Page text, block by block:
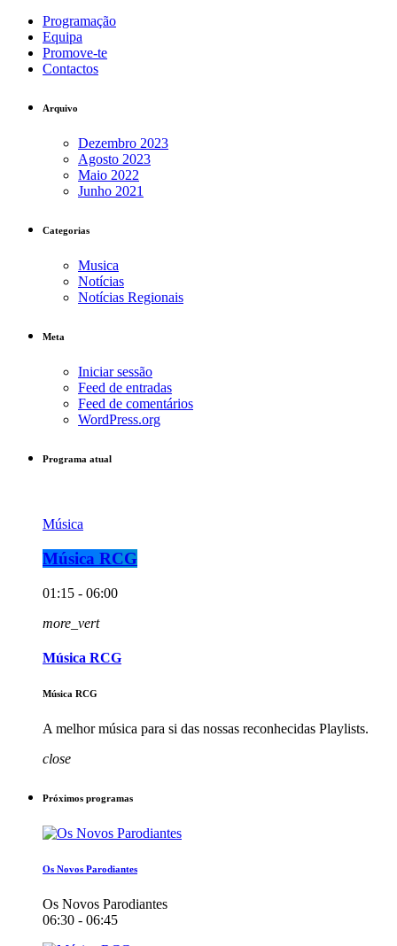
Programação
Equipa
Promove-te
Contactos
Arquivo
Dezembro 2023
Agosto 2023
Maio 2022
Junho 2021
Categorias
Musica
Notícias
Notícias Regionais
Meta
Iniciar sessão
Feed de entradas
Feed de comentários
WordPress.org
Programa atual
Música
Música RCG
01:15 - 06:00
more_vert
Música RCG
Música RCG
A melhor música para si das nossas reconhecidas Playlists.
close
Próximos programas
Os Novos Parodiantes
Os Novos Parodiantes
06:30 - 06:45